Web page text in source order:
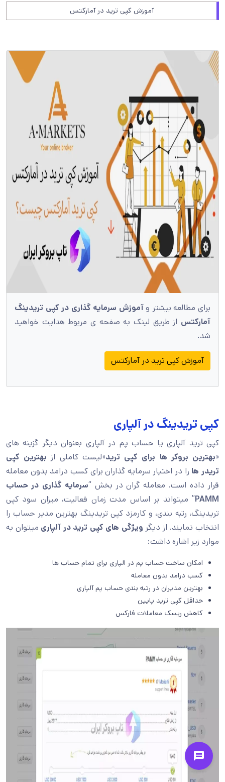
آموزش کپی ترید در آمارکتس
برای مطالعه بیشتر وآموزش سرمایه گذاری در کپی تریدینگ
آمارکتس از طریق لینک به صفحه ی مربوط هدایت خواهید
شد.
آموزش کپی ترید در آمارکتس
کپی تریدینگ در آلپاری
کپی ترید آلپاری یا حساب پم در آلپاری بعنوان دیگر گزینه های
«بهترین بروکر ها برای کپی ترید»لیست کاملی از بهترین کپی
تریدر ها را در اختیار سرمایه گذاران برای کسب درامد بدون معامله
قرار داده است. معامله گران در بخش “سرمایه گذاری در حساب
PAMM” میتواند بر اساس مدت زمان فعالیت، میزان سود کپی
تریدینگ، رتبه بندی، و کارمزد کپی تریدینگ بهترین مدیر حساب را
انتخاب نمایند. از دیگر ویژگی های کپی ترید در آلپاری میتوان به
موارد زیر اشاره داشت:
امکان ساخت حساب پم در الپاری برای تمام حساب ها
کسب درامد بدون معامله
بهترین مدیران در رتبه بندی حساب پم آلپاری
حداقل کپی ترید پایین
کاهش ریسک معاملات فارکس